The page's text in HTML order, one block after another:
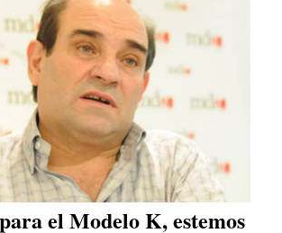
el Modelo K, estemos